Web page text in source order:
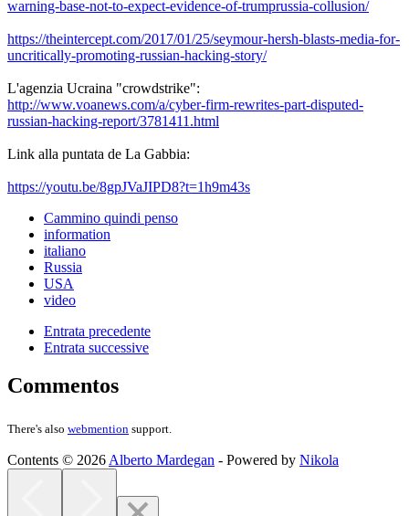
warning-base-not-to-expect-evidence-of-trumprussia-collusion/
https://theintercept.com/2017/01/25/seymour-hersh-blasts-media-for-
uncritically-promoting-russian-hacking-story/
L'agenzia Ucraina "crowdstrike":
http://www.voanews.com/a/cyber-firm-rewrites-part-disputed-
russian-hacking-report/3781411.html
Link alla puntata de La Gabbia:
https://youtu.be/8gpJVaJIPD8?t=1h9m43s
Cammino quindi penso
information
italiano
Russia
USA
video
Entrata precedente
Entrata successive
Commentos
There's also webmention support.
Contents © 2026 Alberto Mardegan - Powered by Nikola